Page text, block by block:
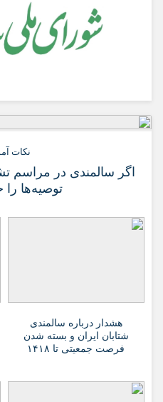
نکات
اگر سالمندی در مراسم
توصیه‌ها را
هشدار درباره سالمندی
شتابان ایران و بسته شدن
فرصت جمعیتی تا ۱۴۱۸